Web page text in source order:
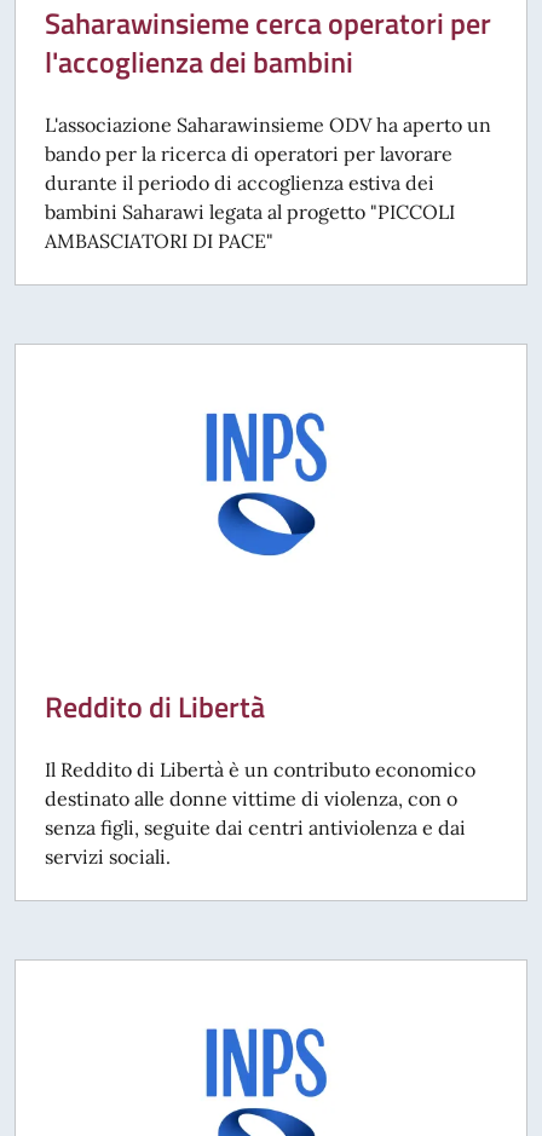
Saharawinsieme cerca operatori per
l'accoglienza dei bambini
L'associazione Saharawinsieme ODV ha aperto un
bando per la ricerca di operatori per lavorare
durante il periodo di accoglienza estiva dei
bambini Saharawi legata al progetto "PICCOLI
AMBASCIATORI DI PACE"
Reddito di Libertà
Il Reddito di Libertà è un contributo economico
destinato alle donne vittime di violenza, con o
senza figli, seguite dai centri antiviolenza e dai
servizi sociali.